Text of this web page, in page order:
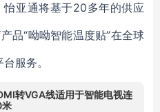
亚通将基于20多年的供应
品“呦呦智能温度贴”在全球
服务。
转VGA线适用于智能电视连